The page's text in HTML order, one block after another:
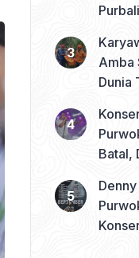
Amba
Dunia
Batal,